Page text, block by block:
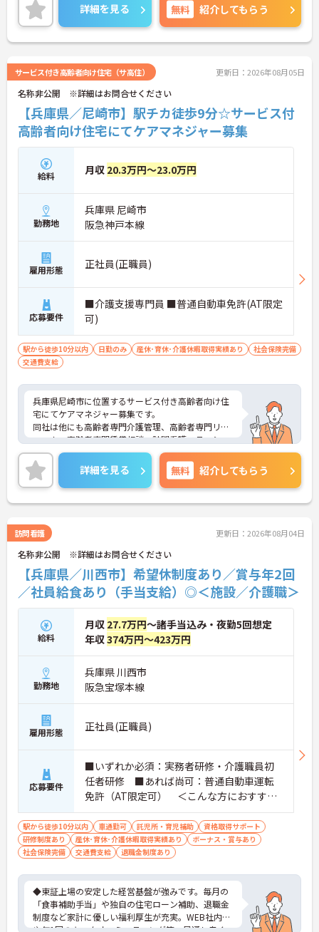
アットホームで居心地の良い職場なのですぐに馴染
めますよ♪
せください！
詳細を見る 無料 紹介してもらう
サービス付き高齢者向け住宅（サ高住） 更新日：2026年08月05日
名称非公開 ※詳細はお問合せください
【兵庫県／尼崎市】駅チカ徒歩9分☆サービス付
高齢者向け住宅にてケアマネジャー募集
給料 月収 20.3万円～23.0万円
勤務地
兵庫県 尼崎市
阪急神戸本線
雇用形態 正社員(正職員)
応募要件
■介護支援専門員 ■普通自動車免許(AT限定
可)
駅から徒歩10分以内 日勤のみ 産休･育休･介護休暇取得実績あり
社会保険完備
交通費支給
兵庫県尼崎市に位置するサービス付き高齢者向け住
宅にてケアマネジャー募集です。
同社は他にも高齢者専門介護管理、高齢者専門リフ
ォーム、高齢者専門賃貸相談、訪問看護ステーショ
ン、不動産賃貸仲介業、不動産管理業、収益物件の
売買仲介、その他不動産に関する一切の業務等多岐
にわたり運営している安心の企業です。
詳細を見る 無料 紹介してもらう
訪問看護 更新日：2026年08月04日
名称非公開 ※詳細はお問合せください
【兵庫県／川西市】希望休制度あり／賞与年2回
／社員給食あり（手当支給）◎＜施設／介護職＞
給料
月収 27.7万円～諸手当込み・夜勤5回想定
年収374万円～423万円
勤務地
兵庫県 川西市
阪急宝塚本線
雇用形態 正社員(正職員)
応募要件
■いずれか必須：実務者研修・介護職員初
任者研修 ■あれば尚可：普通自動車運転
免許（AT限定可） ＜こんな方におすすめ
＞ワークライフバランスを大切にしたいと
お考えの方、入居者様それぞれに合わせ
た、温かいケアを提供したい方、これまで
の介護分野でのご経験を有効に活用したい
駅から徒歩10分以内 車通勤可 託児所・育児補助
資格取得サポート
研修制度あり
産休･育休･介護休暇取得実績あり
ボーナス・賞与あり
社会保険完備
交通費支給 退職金制度あり
◆東証上場の安定した経営基盤が強みです。毎月の
「食事補助手当」や独自の住宅ローン補助、退職金
制度など家計に優しい福利厚生が充実。WEB社内報
や年1回のキックオフミーティング等、風通し良く